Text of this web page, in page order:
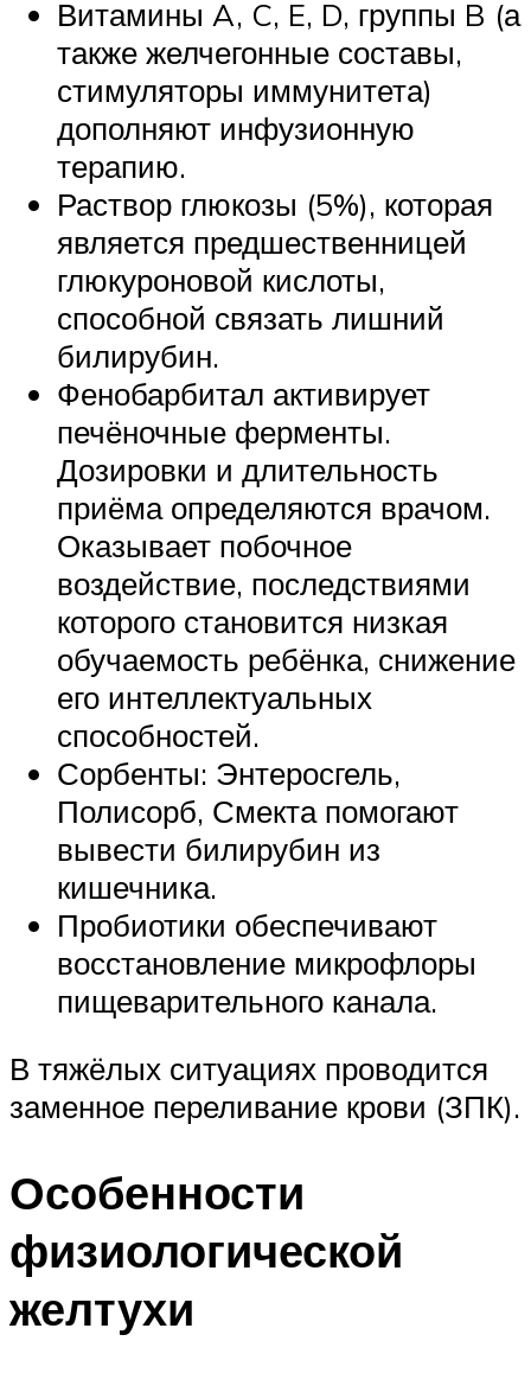
Витамины A, C, E, D, группы B (а
также желчегонные составы,
стимуляторы иммунитета)
дополняют инфузионную
терапию.
Раствор глюкозы (5%), которая
является предшественницей
глюкуроновой кислоты,
способной связать лишний
билирубин.
Фенобарбитал активирует
печёночные ферменты.
Дозировки и длительность
приёма определяются врачом.
Оказывает побочное
воздействие, последствиями
которого становится низкая
обучаемость ребёнка, снижение
его интеллектуальных
способностей.
Сорбенты: Энтеросгель,
Полисорб, Смекта помогают
вывести билирубин из
кишечника.
Пробиотики обеспечивают
восстановление микрофлоры
пищеварительного канала.
В тяжёлых ситуациях проводится
заменное переливание крови (ЗПК).
Особенности
физиологической
желтухи